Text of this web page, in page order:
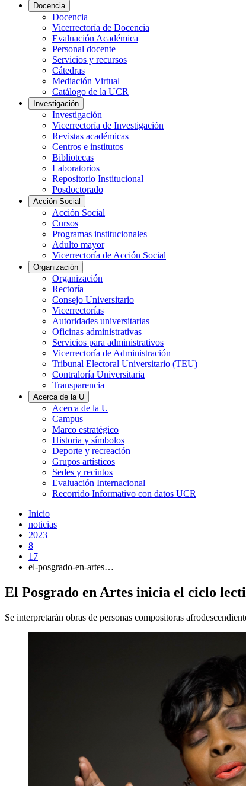
Docencia
Docencia
Vicerrectoría de Docencia
Evaluación Académica
Personal docente
Servicios y recursos
Cátedras
Mediación Virtual
Catálogo de la UCR
Investigación
Investigación
Vicerrectoría de Investigación
Revistas académicas
Centros e institutos
Bibliotecas
Laboratorios
Repositorio Institucional
Posdoctorado
Acción Social
Acción Social
Cursos
Programas institucionales
Adulto mayor
Vicerrectoría de Acción Social
Organización
Organización
Rectoría
Consejo Universitario
Vicerrectorías
Autoridades universitarias
Oficinas administrativas
Servicios para administrativos
Vicerrectoría de Administración
Tribunal Electoral Universitario (TEU)
Contraloría Universitaria
Transparencia
Acerca de la U
Acerca de la U
Campus
Marco estratégico
Historia y símbolos
Deporte y recreación
Grupos artísticos
Sedes y recintos
Evaluación Internacional
Recorrido Informativo con datos UCR
Inicio
noticias
2023
8
17
el-posgrado-en-artes…
El Posgrado en Artes inicia el ciclo
Se interpretarán obras de personas compositoras